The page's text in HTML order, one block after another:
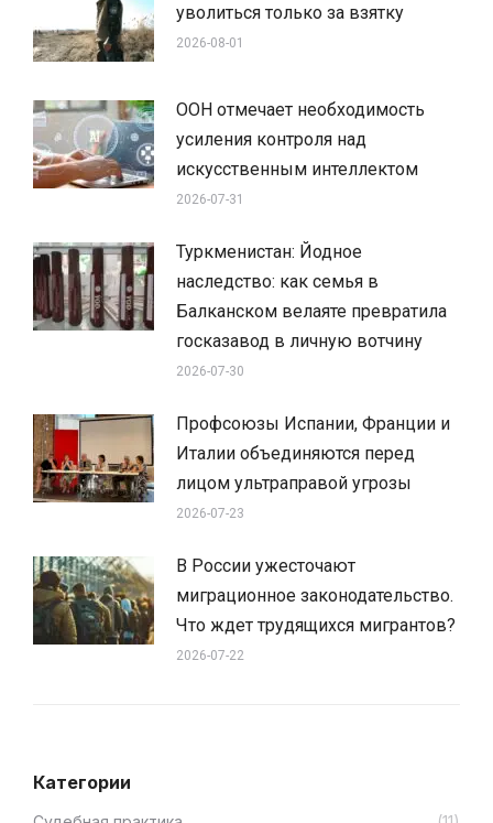
уволиться только за взятку
2026-08-01
ООН отмечает необходимость
усиления контроля над
искусственным интеллектом
2026-07-31
Туркменистан: Йодное
наследство: как семья в
Балканском велаяте превратила
госказавод в личную вотчину
2026-07-30
Профсоюзы Испании, Франции и
Италии объединяются перед
лицом ультраправой угрозы
2026-07-23
В России ужесточают
миграционное законодательство.
Что ждет трудящихся мигрантов?
2026-07-22
Категории